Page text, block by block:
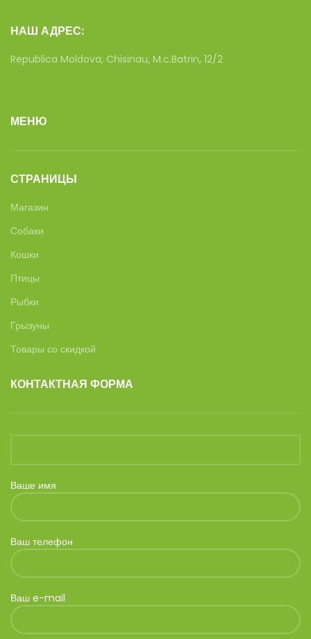
НАШ АДРЕС:
Republica Moldova, Chisinau, M.c.Batrin, 12/2
МЕНЮ
СТРАНИЦЫ
Магазин
Собаки
Кошки
Птицы
Рыбки
Грызуны
Товары со скидкой
КОНТАКТНАЯ ФОРМА
Ваше имя
Ваш телефон
Ваш e-mail